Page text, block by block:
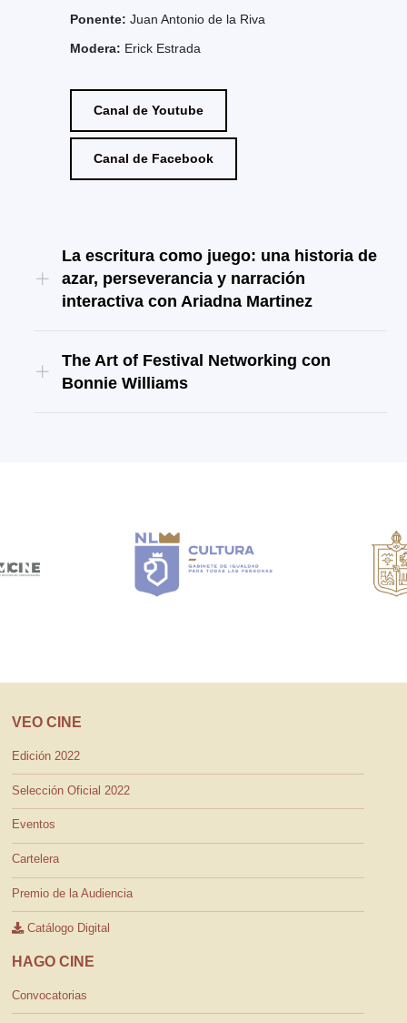
Ponente: Juan Antonio de la Riva
Modera: Erick Estrada
Canal de Youtube
Canal de Facebook
La escritura como juego: una historia de
azar, perseverancia y narración
interactiva con Ariadna Martinez
The Art of Festival Networking con
Bonnie Williams
VEO CINE
Edición 2022
Selección Oficial 2022
Eventos
Cartelera
Premio de la Audiencia
Catálogo Digital
HAGO CINE
Convocatorias